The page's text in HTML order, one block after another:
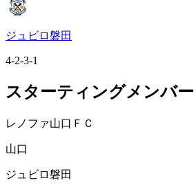
ジュビロ磐田
4-2-3-1
スターティングメンバー
レノファ山口ＦＣ
山口
ジュビロ磐田